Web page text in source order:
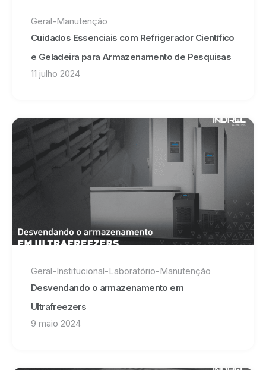
Geral-Manutenção
Cuidados Essenciais com Refrigerador Científico
e Geladeira para Armazenamento de Pesquisas
11 julho 2024
Geral-Institucional-Laboratório-Manutenção
Desvendando o armazenamento em
Ultrafreezers
9 maio 2024